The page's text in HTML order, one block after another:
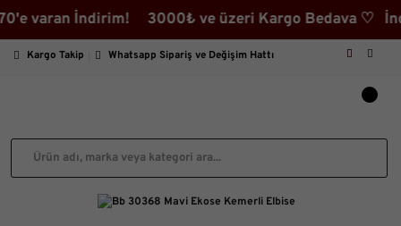
İndirim! 3000₺ ve üzeri Kargo Bedava ♡
Kargo Takip Whatsapp Sipariş ve Değişim Hattı